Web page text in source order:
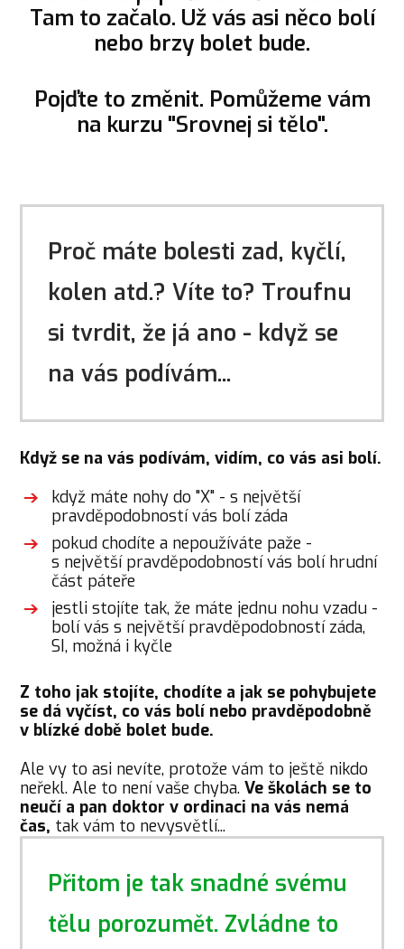
Tam to začalo. Už vás asi něco bolí
nebo brzy bolet bude.
Pojďte to změnit. Pomůžeme vám
na kurzu "Srovnej si tělo".
Proč máte bolesti zad, kyčlí,
kolen atd.? Víte to? Troufnu
si tvrdit, že já ano - když se
na vás podívám...
Když se na vás podívám, vidím, co vás asi bolí.
když máte nohy do "X" - s největší
pravděpodobností vás bolí záda
pokud chodíte a nepoužíváte paže -
s největší pravděpodobností vás bolí hrudní
část páteře
jestli stojíte tak, že máte jednu nohu vzadu -
bolí vás s největší pravděpodobností záda,
SI, možná i kyčle
Z toho jak stojíte, chodíte a jak se pohybujete
se dá vyčíst, co vás bolí nebo pravděpodobně
v blízké době bolet bude.
Ale vy to asi nevíte, protože vám to ještě nikdo
neřekl. Ale to není vaše chyba.Ve školách se to
neučí a pan doktor v ordinaci na vás nemá
čas, tak vám to nevysvětlí...
Přitom je tak snadné svému
tělu porozumět. Zvládne to